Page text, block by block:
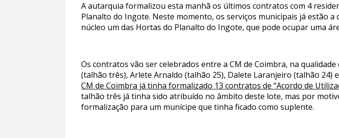
A autarquia formalizou esta manhã os últimos contratos com 4
Planalto do Ingote. Neste momento, os serviços municipais já estão
núcleo um das Hortas do Planalto do Ingote, que pode ocupar uma
Os contratos vão ser celebrados entre a CM de Coimbra, na
(talhão três), Arlete Arnaldo (talhão 25), Dalete Laranjeiro (talhão 24)
CM de Coimbra já tinha formalizado 13 contratos de “Acordo de
talhão três já tinha sido atribuído no âmbito deste lote, mas por
formalização para um munícipe que tinha ficado como suplente.